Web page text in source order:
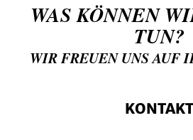
WAS KÖNNEN
TUN?
WIR FREUEN UNS AUF
KONTAKT